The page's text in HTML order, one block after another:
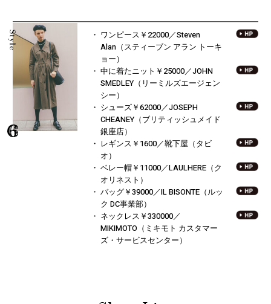
ワンピース￥22000／Steven
Alan （スティーブン アラン トーキ
ョー）
中に着たニット￥25000／JOHN
SMEDLEY （リーミルズエージェン
シー）
シューズ￥62000／JOSEPH
CHEANEY （ブリティッシュメイド
銀座店）
レギンス￥1600／靴下屋（タビ
オ）
ベレー帽￥11000／LAULHERE（ク
オリネスト）
バッグ￥39000／IL BISONTE（ルッ
ク DC事業部）
ネックレス￥330000／
MIKIMOTO （ミキモト カスタマー
ズ・サービスセンター）